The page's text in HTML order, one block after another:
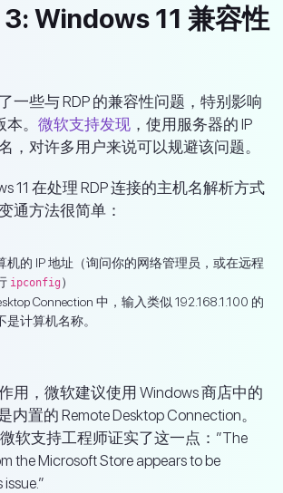
Windows 11 兼容性
一些与 RDP 的兼容性问题，特别影响
。 微软支持发现 ，使用服务器的 IP
，对许多用户来说可以规避该问题。
11 在处理 RDP 连接的主机名解析方式
通方法很简单：
机的 IP 地址（询问你的网络管理员，或在远程
ipconfig ）
Connection 中，输入类似 192.168.1.100 的
是计算机名称。
用，微软建议使用 Windows 商店中的
内置的 Remote Desktop Connection。
软支持工程师证实了这一点：”The
the Microsoft Store appears to be